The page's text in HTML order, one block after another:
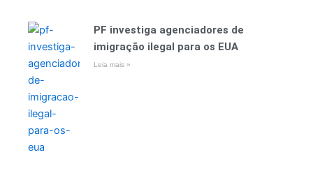
PF investiga agenciadores de
imigração ilegal para os EUA
Leia mais »